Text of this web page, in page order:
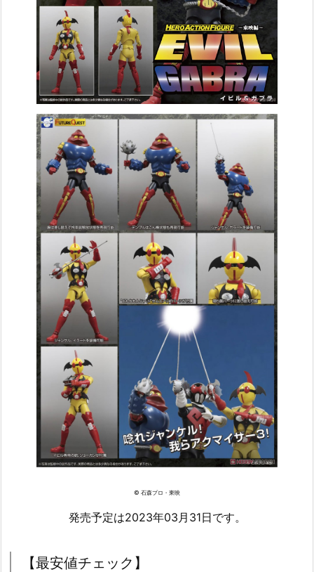
© 石森プロ・東映
発売予定は2023年03月31日です。
【最安値チェック】